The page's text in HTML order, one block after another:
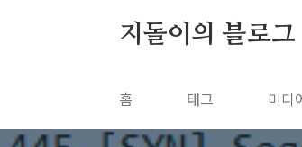
지돌이의 블로그
홈 태그 미디